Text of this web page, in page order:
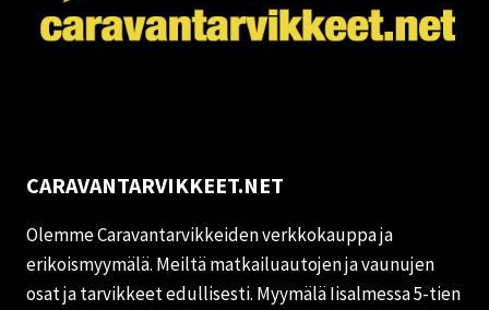
CARAVANTARVIKKEET.NET
Olemme Caravantarvikkeiden verkkokauppa ja
erikoismyymälä. Meiltä matkailuautojen ja vaunujen
osat ja tarvikkeet edullisesti. Myymälä Iisalmessa 5-tien